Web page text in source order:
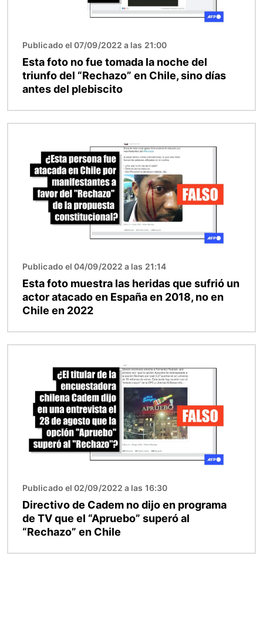
Publicado el 07/09/2022 a las 21:00
Esta foto no fue tomada la noche del
triunfo del “Rechazo” en Chile, sino días
antes del plebiscito
Publicado el 04/09/2022 a las 21:14
Esta foto muestra las heridas que sufrió un
actor atacado en España en 2018, no en
Chile en 2022
Publicado el 02/09/2022 a las 16:30
Directivo de Cadem no dijo en programa
de TV que el “Apruebo” superó al
“Rechazo” en Chile